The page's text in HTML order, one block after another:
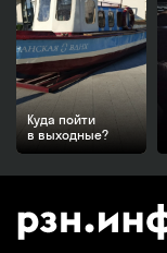
Куда пойти
в выходные?